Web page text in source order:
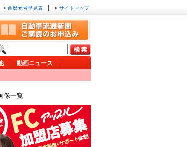
西暦元号早見表 サイトマップ
動画ニュース
像一覧